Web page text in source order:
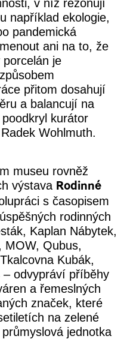
v níž rezonují
například ekologie,
pandemická
ani na to, že
je
přitom dosahují
a balancují na
poodkryl kurátor
Wohlmuth.
museu rovněž
výstava Rodinné
s časopisem
rodinných
Kaplan Nábytek,
MOW, Qubus,
Kubák,
– odvypráví příběhy
a řemeslných
značek, které
na zelené
jednotka